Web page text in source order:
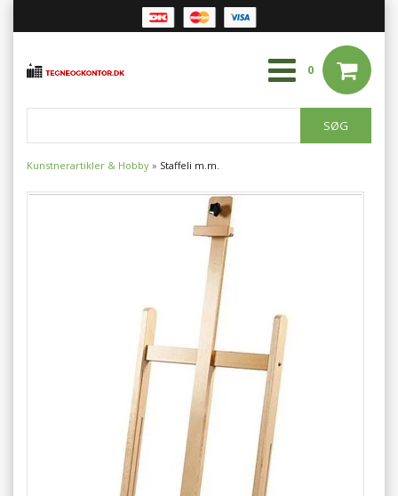
0
Kunstnerartikler & Hobby » Staffeli m.m.